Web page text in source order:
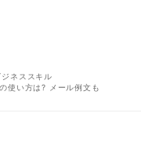
ジネススキル
使い方は? メール例文も